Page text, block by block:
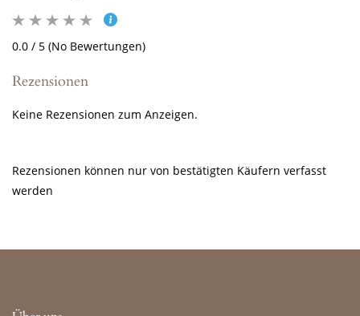
0.0 / 5 (No Bewertungen)
Rezensionen
Keine Rezensionen zum Anzeigen.
Rezensionen können nur von bestätigten Käufern verfasst
werden